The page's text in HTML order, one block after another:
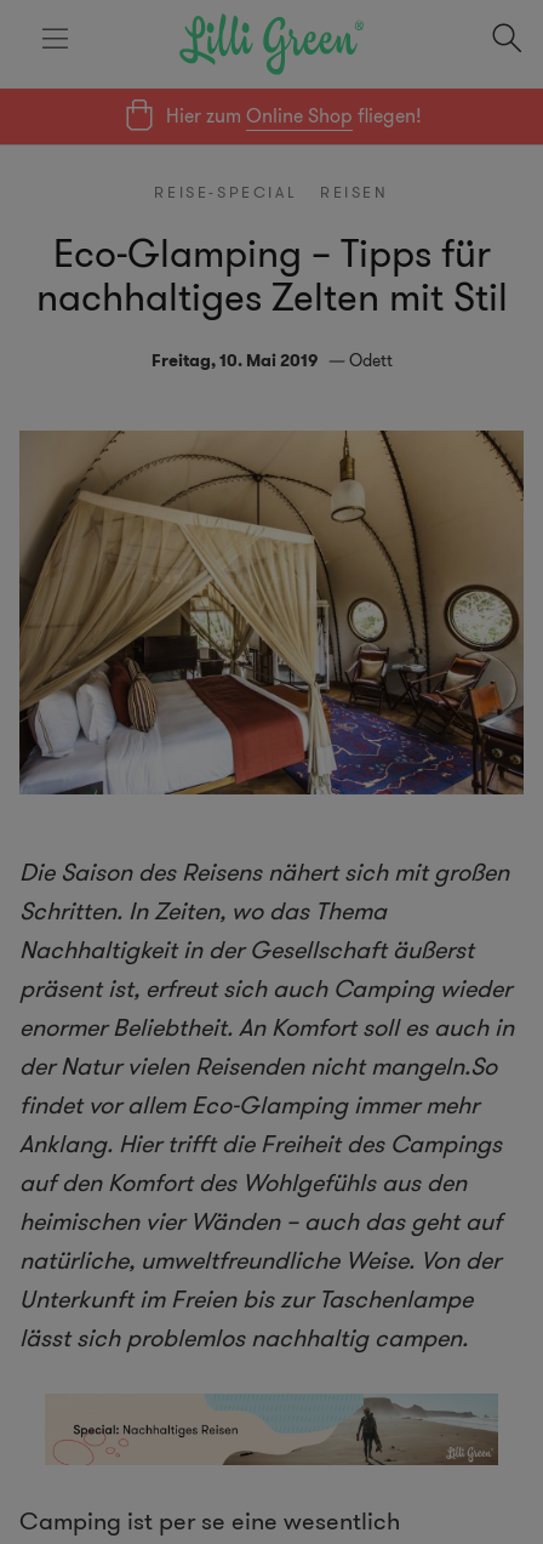
Hier zumOnline Shop fliegen!
REISE-SPECIAL REISEN
Eco-Glamping – Tipps für
nachhaltiges Zelten mit Stil
Freitag, 10. Mai 2019 Odett
Die Saison des Reisens nähert sich mit großen
Schritten. In Zeiten, wo das Thema
Nachhaltigkeit in der Gesellschaft äußerst
präsent ist, erfreut sich auch Camping wieder
enormer Beliebtheit. An Komfort soll es auch in
der Natur vielen Reisenden nicht mangeln.So
findet vor allem Eco-Glamping immer mehr
Anklang. Hier trifft die Freiheit des Campings
auf den Komfort des Wohlgefühls aus den
heimischen vier Wänden – auch das geht auf
natürliche, umweltfreundliche Weise. Von der
Unterkunft im Freien bis zur Taschenlampe
lässt sich problemlos nachhaltig campen.
Camping ist per se eine wesentlich